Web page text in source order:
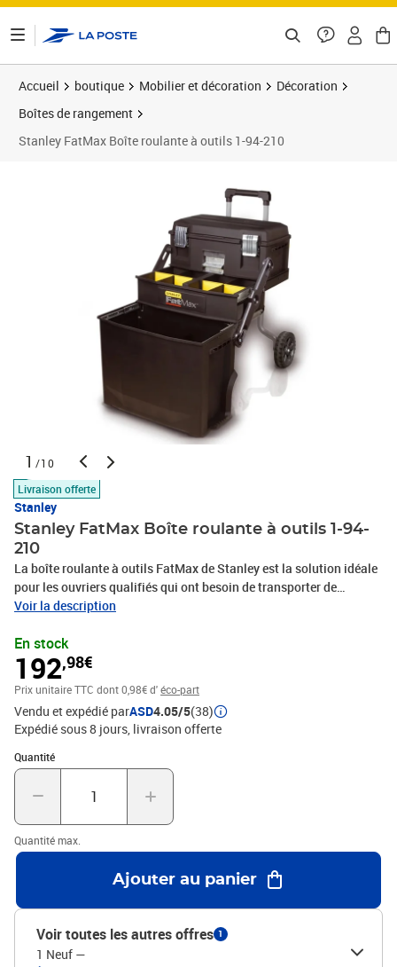
Accueil boutique Mobilier et décoration
Décoration
Boîtes de rangement
Stanley FatMax Boîte roulante à outils 1-94-210
1 /10
Livraison offerte
Stanley
Stanley FatMax Boîte roulante à outils 1-94-
210
La boîte roulante à outils FatMax de Stanley est la solution idéale
pour les ouvriers qualifiés qui ont besoin de transporter de
grandes quantités d'équipements et de matériaux sur le chantier -
camionnette ! Elle est dotée d'une poignée télescopique conçue
pour une manipulation plus facile. Elle s'ouvre facilement dans
une boîte à 4 niveaux avec un bac inférieur grand, idéal pour les
matériaux encombrants et équipements tels que des boîtes de
peinture, de grands composants et des outils électriques. En outre,
elle comprend une boîte à outils avec un plateau amovible pour les
petits outils. Le couvercle comprend également un grand
organisateur, personnalisable pour clous, vis et autres petits
composants.Matériau : PlastiqueCouleur : NoirDimensions : 54,9 x
dans une boîte à 4 niveauxPoignée télescopique pour une
manipulation facileBoîte à outils avec un plateau amovible pour
les petits outilsBac inférieur grand, idéal pour les matériaux
encombrants et équipements tels que des boîtes de peinture, des
grandes grands composants et des outils électriquesLa solution
grandes quantités d'équipements et de matériaux sur le chantier -
un gain de temps et d'efforts sur les voyages répétés à la
Voir la description
En stock
192,98€
Prix unitaire TTC dont 0,98€ d'éco-part
Vendu et expédié parASD4.05/5(38)
Expédié sous 8 jours livraison offerte
Quantité
Quantité : 1
Quantité max.
Ajouter au panier
Voir toutes les autres offres 1
1 Neuf —